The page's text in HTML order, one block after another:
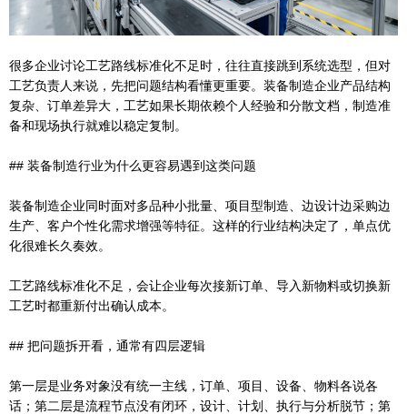
很多企业讨论工艺路线标准化不足时，往往直接跳到系统选型，但对
工艺负责人来说，先把问题结构看懂更重要。装备制造企业产品结构
复杂、订单差异大，工艺如果长期依赖个人经验和分散文档，制造准
备和现场执行就难以稳定复制。
## 装备制造行业为什么更容易遇到这类问题
装备制造企业同时面对多品种小批量、项目型制造、边设计边采购边
生产、客户个性化需求增强等特征。这样的行业结构决定了，单点优
化很难长久奏效。
工艺路线标准化不足，会让企业每次接新订单、导入新物料或切换新
工艺时都重新付出确认成本。
## 把问题拆开看，通常有四层逻辑
第一层是业务对象没有统一主线，订单、项目、设备、物料各说各
话；第二层是流程节点没有闭环，设计、计划、执行与分析脱节；第